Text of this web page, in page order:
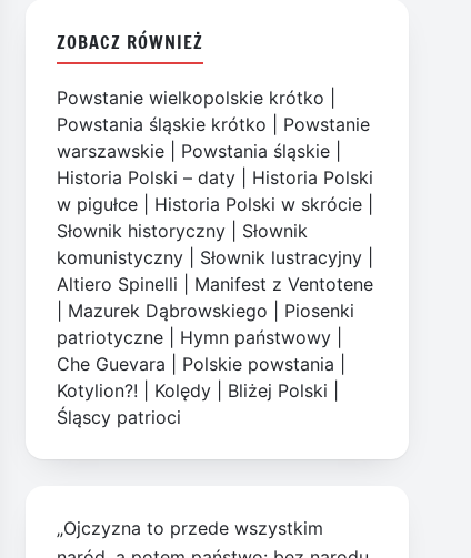
ZOBACZ RÓWNIEŻ
Powstanie wielkopolskie krótko
Powstania śląskie krótko
Powstanie
warszawskie
Powstania śląskie
Historia Polski – daty
Historia Polski
w pigułce
Historia Polski w skrócie
Słownik historyczny
Słownik
komunistyczny
Słownik lustracyjny
Altiero Spinelli
Manifest z Ventotene
Mazurek Dąbrowskiego
Piosenki
patriotyczne
Hymn państwowy
Che Guevara
Polskie powstania
Kotylion?!
Kolędy Bliżej Polski
Śląscy patrioci
„Ojczyzna to przede wszystkim